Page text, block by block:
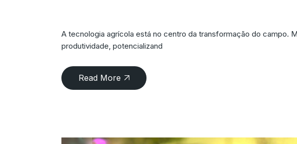
A tecnologia agrícola está no centro da transformação do campo.
produtividade, potencializand
Read More